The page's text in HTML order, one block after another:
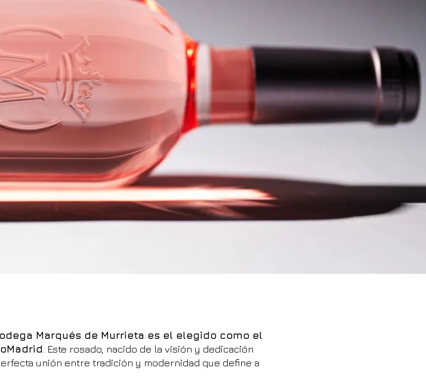
Marqués de Murrieta es el elegido como el
. Este rosado, nacido de la visión y dedicación
unión entre tradición y modernidad que define a